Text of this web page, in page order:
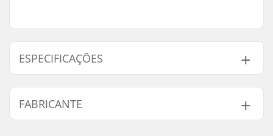
ESPECIFICAÇÕES
Certificado do Colete: Aprovação CE - 100N
FABRICANTE